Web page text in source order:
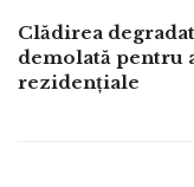
Clădirea
demolată pentru
rezidențiale